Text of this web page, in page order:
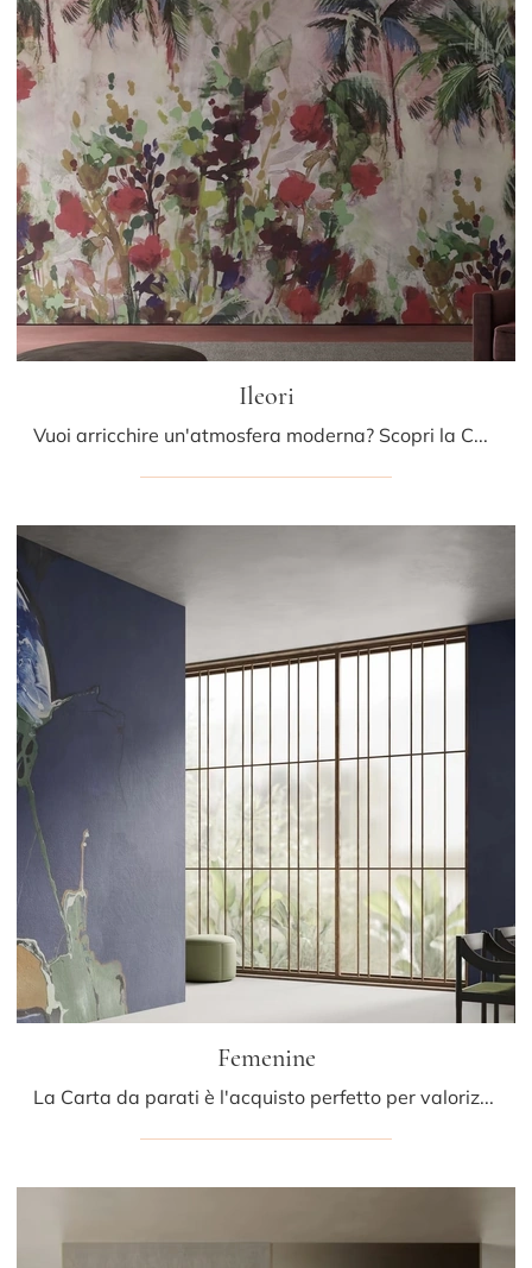
Ileori
Vuoi arricchire un'atmosfera moderna? Scopri la Carta da parati in TNT di Glamora: il modello Ileori ti sta aspettando!
Femenine
La Carta da parati è l'acquisto perfetto per valorizzare i tuoi interni! Ultima un'ambientazione moderna con il modello Femenine di Glamora.